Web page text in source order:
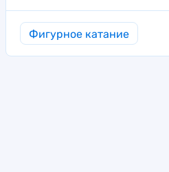
Фигурное катание